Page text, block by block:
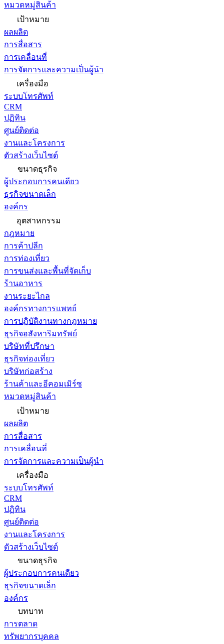
หมวดหมู่สินค้า
เป้าหมาย
ผลผลิต
การสื่อสาร
การเคลื่อนที่
การจัดการและความเป็นผู้นำ
เครื่องมือ
ระบบโทรศัพท์
CRM
ปฏิทิน
ศูนย์ติดต่อ
งานและโครงการ
ตัวสร้างเว็บไซต์
ขนาดธุรกิจ
ผู้ประกอบการคนเดียว
ธุรกิจขนาดเล็ก
องค์กร
อุตสาหกรรม
กฎหมาย
การค้าปลีก
การท่องเที่ยว
การขนส่งและพื้นที่จัดเก็บ
ร้านอาหาร
งานระยะไกล
องค์กรทางการแพทย์
การปฏิบัติงานทางกฎหมาย
ธุรกิจอสังหาริมทรัพย์
บริษัทที่ปรึกษา
ธุรกิจท่องเที่ยว
บริษัทก่อสร้าง
ร้านค้าและอีคอมเมิร์ซ
หมวดหมู่สินค้า
เป้าหมาย
ผลผลิต
การสื่อสาร
การเคลื่อนที่
การจัดการและความเป็นผู้นำ
เครื่องมือ
ระบบโทรศัพท์
CRM
ปฏิทิน
ศูนย์ติดต่อ
งานและโครงการ
ตัวสร้างเว็บไซต์
ขนาดธุรกิจ
ผู้ประกอบการคนเดียว
ธุรกิจขนาดเล็ก
องค์กร
บทบาท
การตลาด
ทรัพยากรบุคคล